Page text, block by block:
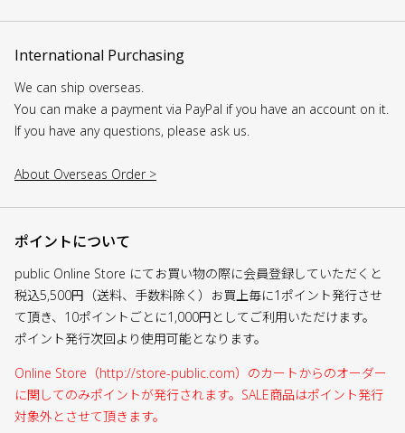
International Purchasing
We can ship overseas.
You can make a payment via PayPal if you have an account on it.
If you have any questions, please ask us.
About Overseas Order >
ポイントについて
public Online Store にてお買い物の際に会員登録していただくと
税込5,500円（送料、手数料除く）お買上毎に1ポイント発行させ
て頂き、10ポイントごとに1,000円としてご利用いただけます。
ポイント発行次回より使用可能となります。
Online Store（http://store-public.com）のカートからのオーダー
に関してのみポイントが発行されます。SALE商品はポイント発行
対象外とさせて頂きます。